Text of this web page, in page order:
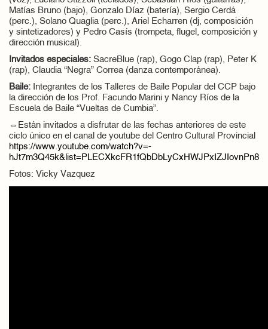
Matías Bruno (bajo), Gonzalo Díaz (batería), Sergio Cerdá
(perc.), Solano Quaglia (perc.), Ariel Echarren (dj, composición
y sintetizadores) y Pedro Casís (trompeta, flugel, composición y
dirección musical).
Invitados especiales: SacreBlue (rap), Gogo Clap (rap), Peter K
(rap), Claudia “Negra” Correa (danza contemporánea).
Baile: Integrantes de los Talleres de Baile Popular del CCP bajo
la dirección de los Prof. Facundo Marini y Nancy Ríos de la
Escuela de Baile “Vueltas de Cumbia”.
⇔Están invitados a disfrutar de las fechas anteriores de este
ciclo único en el canal de youtube del Centro Cultural Provincial
https://www.youtube.com/watch?v=-
hJt7m3Q45k&list=PLECXkcFR1fQbDbLyCxHWJPxIZJIovnPn8
Fotos: Vicky Vazquez